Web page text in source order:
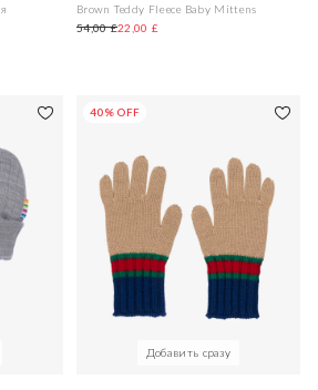
Brown Teddy Fleece Baby Mittens
54,00 £22,00 £
40% OFF
Добавить сразу